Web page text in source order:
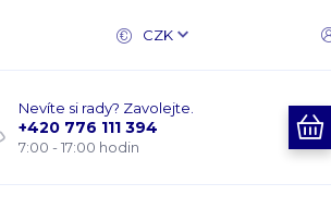
CZK
Nevíte si rady? Zavolejte.
+420 776 111 394
7:00 - 17:00 hodin